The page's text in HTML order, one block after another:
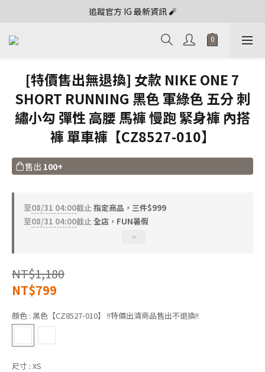
追蹤官方 IG 最新資訊 🧨
[特價售出無退換] 女款 NIKE ONE 7
SHORT RUNNING 黑色 軍綠色 五分 刺
繡小勾 彈性 高腰 馬褲 慢跑 緊身褲 內搭
褲 單車褲【CZ8527-010】
售出 100+
至08/31 04:00截止指定商品，三件$999
至08/31 04:00截止全店，FUN暑假
NT$1,180
NT$799
顏色 : 黑色【CZ8527-010】 !!特價出清商品售出不退換!!
尺寸 : XS